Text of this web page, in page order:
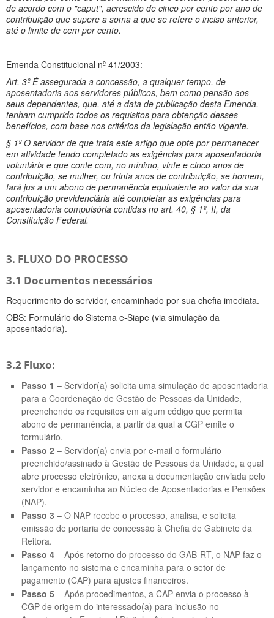
de acordo com o "caput", acrescido de cinco por cento por ano de
contribuição que supere a soma a que se refere o inciso anterior,
até o limite de cem por cento.
Emenda Constitucional nº 41/2003:
Art. 3º É assegurada a concessão, a qualquer tempo, de
aposentadoria aos servidores públicos, bem como pensão aos
seus dependentes, que, até a data de publicação desta Emenda,
tenham cumprido todos os requisitos para obtenção desses
benefícios, com base nos critérios da legislação então vigente.
§ 1º O servidor de que trata este artigo que opte por permanecer
em atividade tendo completado as exigências para aposentadoria
voluntária e que conte com, no mínimo, vinte e cinco anos de
contribuição, se mulher, ou trinta anos de contribuição, se homem,
fará jus a um abono de permanência equivalente ao valor da sua
contribuição previdenciária até completar as exigências para
aposentadoria compulsória contidas no art. 40, § 1º, II, da
Constituição Federal.
3. FLUXO DO PROCESSO
3.1 Documentos necessários
Requerimento do servidor, encaminhado por sua chefia imediata.
OBS: Formulário do Sistema e-Siape (via simulação da
aposentadoria).
3.2 Fluxo:
Passo 1 – Servidor(a) solicita uma simulação de aposentadoria
para a Coordenação de Gestão de Pessoas da Unidade,
preenchendo os requisitos em algum código que permita
abono de permanência, a partir da qual a CGP emite o
formulário.
Passo 2 – Servidor(a) envia por e-mail o formulário
preenchido/assinado à Gestão de Pessoas da Unidade, a qual
abre processo eletrônico, anexa a documentação enviada pelo
servidor e encaminha ao Núcleo de Aposentadorias e Pensões
(NAP).
Passo 3 – O NAP recebe o processo, analisa, e solicita
emissão de portaria de concessão à Chefia de Gabinete da
Reitora.
Passo 4 – Após retorno do processo do GAB-RT, o NAP faz o
lançamento no sistema e encaminha para o setor de
pagamento (CAP) para ajustes financeiros.
Passo 5 – Após procedimentos, a CAP envia o processo à
CGP de origem do interessado(a) para inclusão no